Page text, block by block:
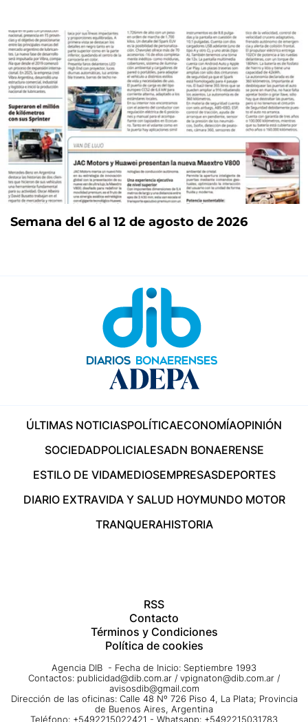
Semana del 6 al 12 de agosto de 2026
ÚLTIMAS NOTICIASPOLÍTICAECONOMÍAOPINIÓN
SOCIEDADPOLICIALESADN BONAERENSE
ESTILO DE VIDAMEDIOSEMPRESASDEPORTES
DIARIO EXTRAVIDA Y SALUD HOYMUNDO MOTOR
TRANQUERAHISTORIA
RSS
Contacto
Términos y Condiciones
Política de cookies
Agencia DIB - Fecha de Inicio: Septiembre 1993
Contactos: publicidad@dib.com.ar / vpignaton@dib.com.ar /
avisosdib@gmail.com
Dirección de las oficinas: Calle 48 Nº 726 Piso 4, La Plata; Provincia
de Buenos Aires, Argentina
Teléfono: +5492215022421 - Whatsapp: +5492215031783